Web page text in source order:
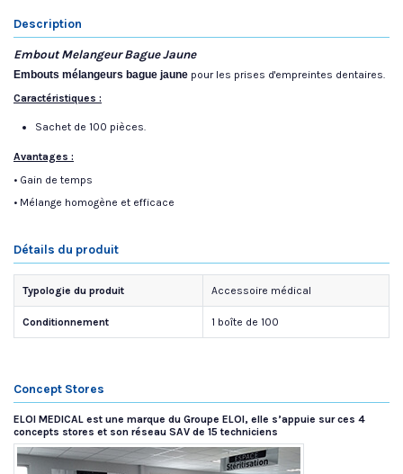
Description
Embout Melangeur Bague Jaune
Embouts mélangeurs bague jaune pour les prises d'empreintes dentaires.
Caractéristiques :
Sachet de 100 pièces.
Avantages :
• Gain de temps
• Mélange homogène et efficace
Détails du produit
Typologie du produit Accessoire médical
Conditionnement 1 boîte de 100
Concept Stores
ELOI MEDICAL est une marque du Groupe ELOI, elle s’appuie sur ces 4
concepts stores et son réseau SAV de 15 techniciens